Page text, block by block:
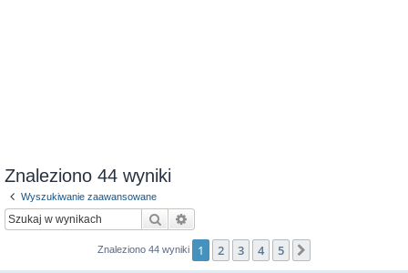
Znaleziono 44 wyniki
Wyszukiwanie zaawansowane
Szukaj
Znaleziono 44 wyniki 1 2 3 4 5